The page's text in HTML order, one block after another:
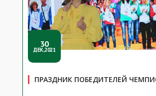
30
ДЕК,2021
ПРАЗДНИК ПОБЕДИТЕЛЕЙ